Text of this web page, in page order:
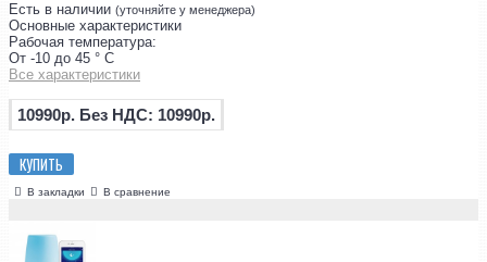
Есть в наличии (уточняйте у менеджера)
Основные характеристики
Рабочая температура:
От -10 до 45 ° C
Все характеристики
10990р. Без НДС: 10990р.
КУПИТЬ
В закладки В сравнение